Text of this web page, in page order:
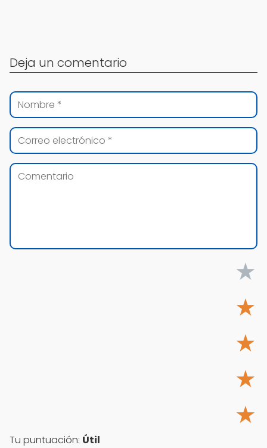
Deja un comentario
★
★
★
★
★
Tu puntuación: Útil